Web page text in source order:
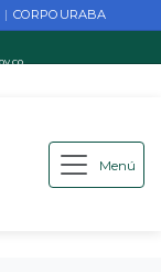
| CORPOURABA
Menú